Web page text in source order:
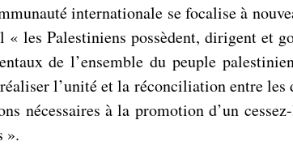
internationale se focalise à
« les Palestiniens possèdent, dirigent et
de l’ensemble du peuple
l’unité et la réconciliation entre
nécessaires à la promotion d’un
».